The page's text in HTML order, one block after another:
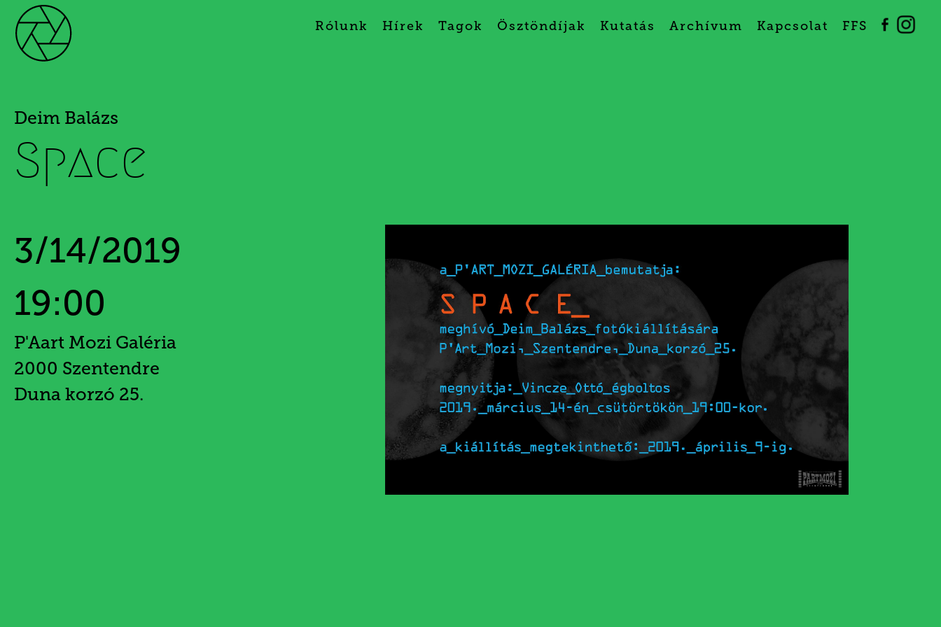
Rólunk Hírek Tagok Ösztöndíjak Kutatás Archívum Kapcsolat FFS
Deim Balázs
Space
3/14/2019
19:00
P'Aart Mozi Galéria
2000 Szentendre
Duna korzó 25.